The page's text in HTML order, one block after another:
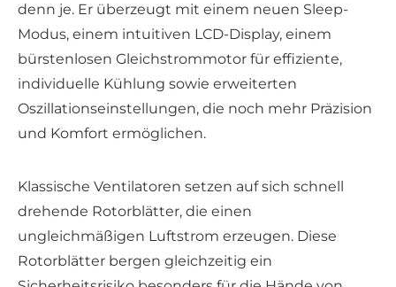
denn je. Er überzeugt mit einem neuen Sleep-
Modus, einem intuitiven LCD-Display, einem
bürstenlosen Gleichstrommotor für effiziente,
individuelle Kühlung sowie erweiterten
Oszillationseinstellungen, die noch mehr Präzision
und Komfort ermöglichen.
Klassische Ventilatoren setzen auf sich schnell
drehende Rotorblätter, die einen
ungleichmäßigen Luftstrom erzeugen. Diese
Rotorblätter bergen gleichzeitig ein